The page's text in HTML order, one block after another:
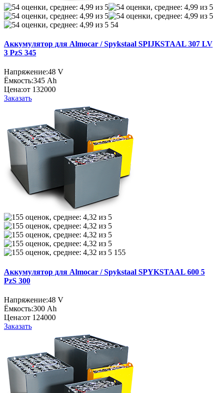
54
Аккумулятор для Almocar / Spykstaal SPIJKSTAAL 307 LV
3 PzS 345
Напряжение:48 V
Ёмкость:345 Ah
Цена:от 132000
Заказать
155
Аккумулятор для Almocar / Spykstaal SPYKSTAAL 600 5
PzS 300
Напряжение:48 V
Ёмкость:300 Ah
Цена:от 124000
Заказать